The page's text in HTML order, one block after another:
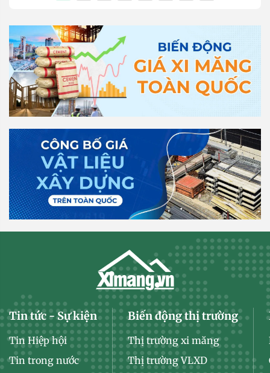
Tin tức - Sự kiện
Tin Hiệp hội
Tin trong nước
Biến động thị trường
Thị trường xi măng
Thị trường VLXD